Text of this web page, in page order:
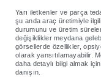
Yarı iletkenler ve parça
şu anda araç üretimiyle
durumunu ve üretim
değişiklikler meydana
görsellerde özellikler,
olarak yansıtılamayabilir.
daha detaylı bilgi almak
danışın.